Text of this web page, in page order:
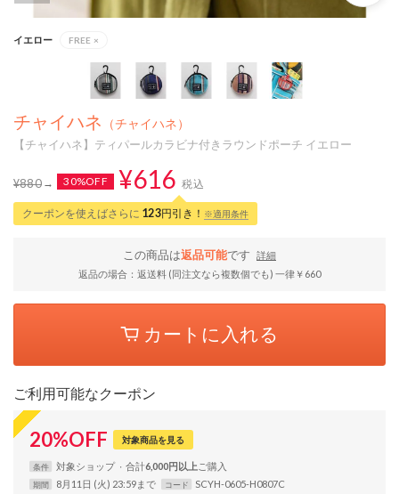
イエロー FREE ×
チャイハネ （チャイハネ）
【チャイハネ】ティパールカラビナ付きラウンドポーチ イエロー
¥880 30%OFF ¥616 税込
クーポンを使えばさらに 123円引き！ ※適用条件
この商品は返品可能です
詳細
返品の場合：返送料 (同注文なら複数個でも) 一律￥660
カートに入れる
ご利用可能なクーポン
20%OFF 対象商品を見る
条件 対象ショップ 合計6,000円以上
期間 8月11日 (火) 23:59まで コード
SCYH-0605-H0807C